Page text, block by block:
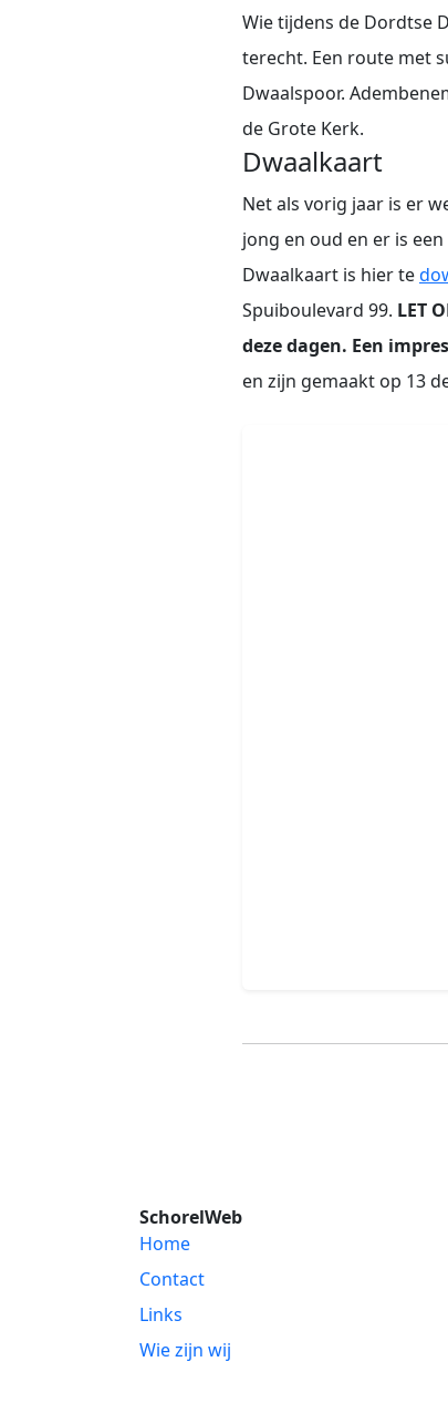
Wie tijdens de Dordtse
terecht. Een route met
Dwaalspoor.
de Grote Kerk.
Dwaalkaart
Net als vorig jaar is er
jong en oud en er is
Dwaalkaart is hier te
Spuiboulevard 99. LET
deze dagen. Een
en zijn gemaakt op 13
SchorelWeb
Home
Contact
Links
Wie zijn wij